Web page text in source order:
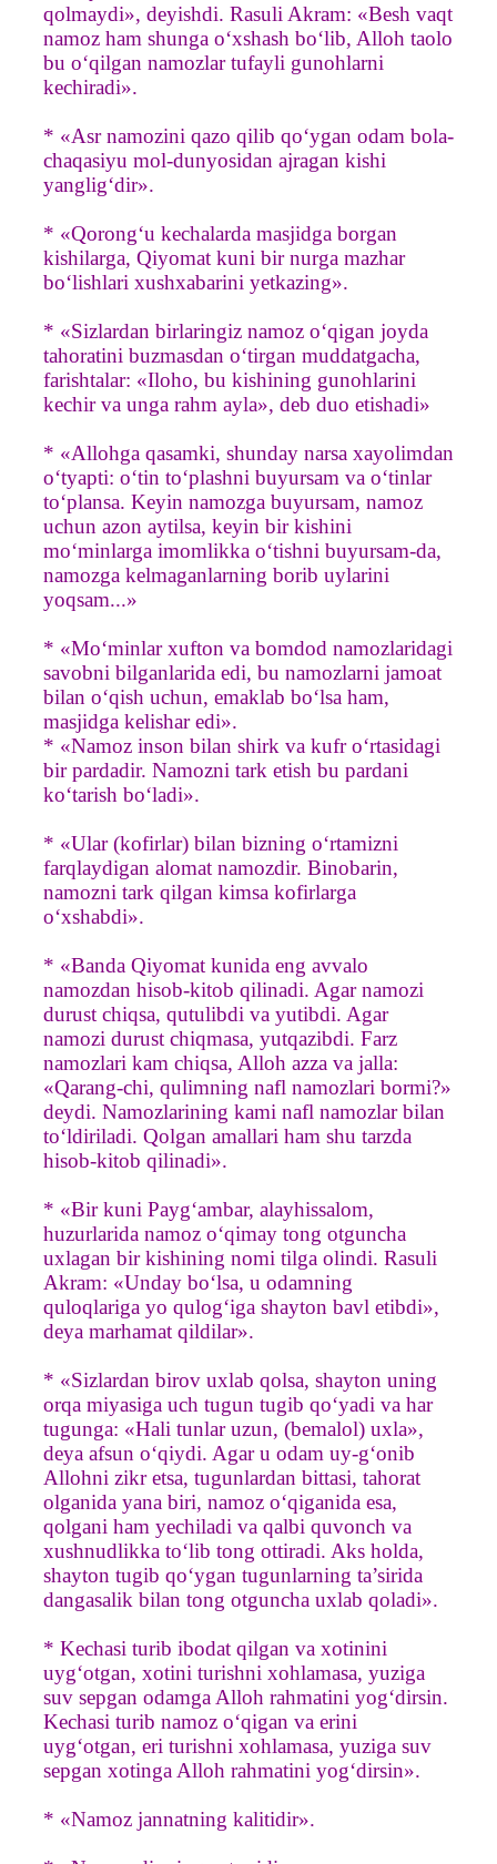
qolmaydi», deyishdi. Rasuli Akram: «Besh vaqt
namoz ham shunga o‘xshash bo‘lib, Alloh taolo
bu o‘qilgan namozlar tufayli gunohlarni
kechiradi».
* «Asr namozini qazo qilib qo‘ygan odam bola-
chaqasiyu mol-dunyosidan ajragan kishi
yanglig‘dir».
* «Qorong‘u kechalarda masjidga borgan
kishilarga, Qiyomat kuni bir nurga mazhar
bo‘lishlari xushxabarini yetkazing».
* «Sizlardan birlaringiz namoz o‘qigan joyda
tahoratini buzmasdan o‘tirgan muddatgacha,
farishtalar: «Iloho, bu kishining gunohlarini
kechir va unga rahm ayla», deb duo etishadi»
* «Allohga qasamki, shunday narsa xayolimdan
o‘tyapti: o‘tin to‘plashni buyursam va o‘tinlar
to‘plansa. Keyin namozga buyursam, namoz
uchun azon aytilsa, keyin bir kishini
mo‘minlarga imomlikka o‘tishni buyursam-da,
namozga kelmaganlarning borib uylarini
yoqsam...»
* «Mo‘minlar xufton va bomdod namozlaridagi
savobni bilganlarida edi, bu namozlarni jamoat
bilan o‘qish uchun, emaklab bo‘lsa ham,
masjidga kelishar edi».
* «Namoz inson bilan shirk va kufr o‘rtasidagi
bir pardadir. Namozni tark etish bu pardani
ko‘tarish bo‘ladi».
* «Ular (kofirlar) bilan bizning o‘rtamizni
farqlaydigan alomat namozdir. Binobarin,
namozni tark qilgan kimsa kofirlarga
o‘xshabdi».
* «Banda Qiyomat kunida eng avvalo
namozdan hisob-kitob qilinadi. Agar namozi
durust chiqsa, qutulibdi va yutibdi. Agar
namozi durust chiqmasa, yutqazibdi. Farz
namozlari kam chiqsa, Alloh azza va jalla:
«Qarang-chi, qulimning nafl namozlari bormi?»
deydi. Namozlarining kami nafl namozlar bilan
to‘ldiriladi. Qolgan amallari ham shu tarzda
hisob-kitob qilinadi».
* «Bir kuni Payg‘ambar, alayhissalom,
huzurlarida namoz o‘qimay tong otguncha
uxlagan bir kishining nomi tilga olindi. Rasuli
Akram: «Unday bo‘lsa, u odamning
quloqlariga yo qulog‘iga shayton bavl etibdi»,
deya marhamat qildilar».
* «Sizlardan birov uxlab qolsa, shayton uning
orqa miyasiga uch tugun tugib qo‘yadi va har
tugunga: «Hali tunlar uzun, (bemalol) uxla»,
deya afsun o‘qiydi. Agar u odam uy-g‘onib
Allohni zikr etsa, tugunlardan bittasi, tahorat
olganida yana biri, namoz o‘qiganida esa,
qolgani ham yechiladi va qalbi quvonch va
xushnudlikka to‘lib tong ottiradi. Aks holda,
shayton tugib qo‘ygan tugunlarning ta’sirida
dangasalik bilan tong otguncha uxlab qoladi».
* Kechasi turib ibodat qilgan va xotinini
uyg‘otgan, xotini turishni xohlamasa, yuziga
suv sepgan odamga Alloh rahmatini yog‘dirsin.
Kechasi turib namoz o‘qigan va erini
uyg‘otgan, eri turishni xohlamasa, yuziga suv
sepgan xotinga Alloh rahmatini yog‘dirsin».
* «Namoz jannatning kalitidir».